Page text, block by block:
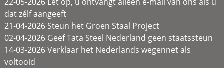
dat zélf aangeeft
21-04-2026 Steun het Groen Staal Project
02-04-2026 Geef Tata Steel Nederland geen staatssteun
14-03-2026 Verklaar het Nederlands wegennet als
voltooid